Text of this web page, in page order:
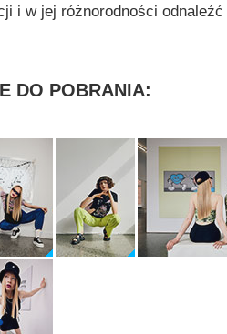
i w jej różnorodności
DO POBRANIA: